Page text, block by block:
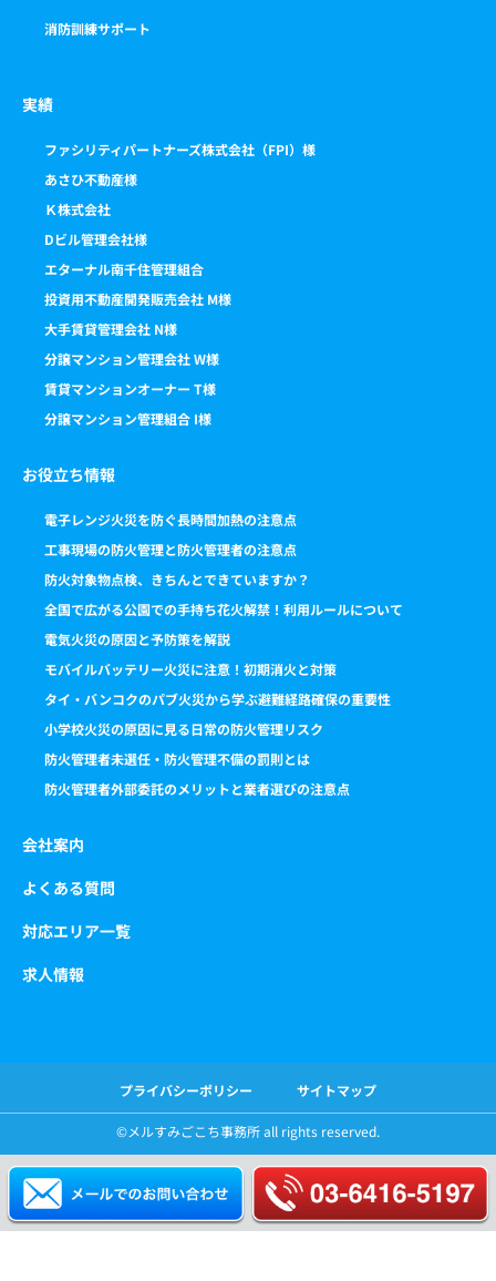
消防訓練サポート
実績
ファシリティパートナーズ株式会社（FPI）様
あさひ不動産様
Ｋ株式会社
Dビル管理会社様
エターナル南千住管理組合
投資用不動産開発販売会社 M様
大手賃貸管理会社 N様
分譲マンション管理会社 W様
賃貸マンションオーナー T様
分譲マンション管理組合 I様
お役立ち情報
電子レンジ火災を防ぐ長時間加熱の注意点
工事現場の防火管理と防火管理者の注意点
防火対象物点検、きちんとできていますか？
全国で広がる公園での手持ち花火解禁！利用ルールについて
電気火災の原因と予防策を解説
モバイルバッテリー火災に注意！初期消火と対策
タイ・バンコクのパブ火災から学ぶ避難経路確保の重要性
小学校火災の原因に見る日常の防火管理リスク
防火管理者未選任・防火管理不備の罰則とは
防火管理者外部委託のメリットと業者選びの注意点
会社案内
よくある質問
対応エリア一覧
求人情報
プライバシーポリシー サイトマップ
©️メルすみごこち事務所 all rights reserved.